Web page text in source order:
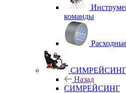
команды
СИМРЕЙСИНГ
Назад
СИМРЕЙСИНГ